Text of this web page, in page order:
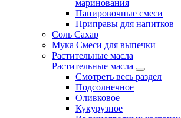
маринования
Панировочные смеси
Приправы для напитков
Соль Сахар
Мука Смеси для выпечки
Растительные масла
Растительные масла
Смотреть весь раздел
Подсолнечное
Оливковое
Кукурузное